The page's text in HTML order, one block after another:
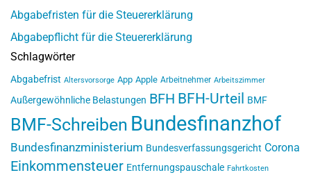
Abgabefristen für die Steuererklärung
Abgabepflicht für die Steuererklärung
Schlagwörter
Abgabefrist Altersvorsorge App Apple Arbeitnehmer Arbeitszimmer
Außergewöhnliche Belastungen BFH BFH-Urteil BMF
BMF-Schreiben Bundesfinanzhof
Bundesfinanzministerium Bundesverfassungsgericht Corona
Einkommensteuer Entfernungspauschale Fahrtkosten